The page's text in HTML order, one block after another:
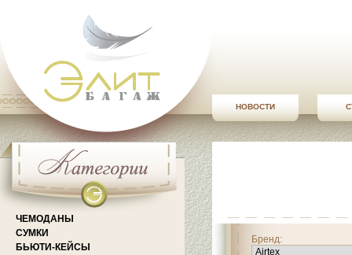
НОВОСТИ
ЧЕМОДАНЫ
СУМКИ
БЬЮТИ-КЕЙСЫ
Бренд: